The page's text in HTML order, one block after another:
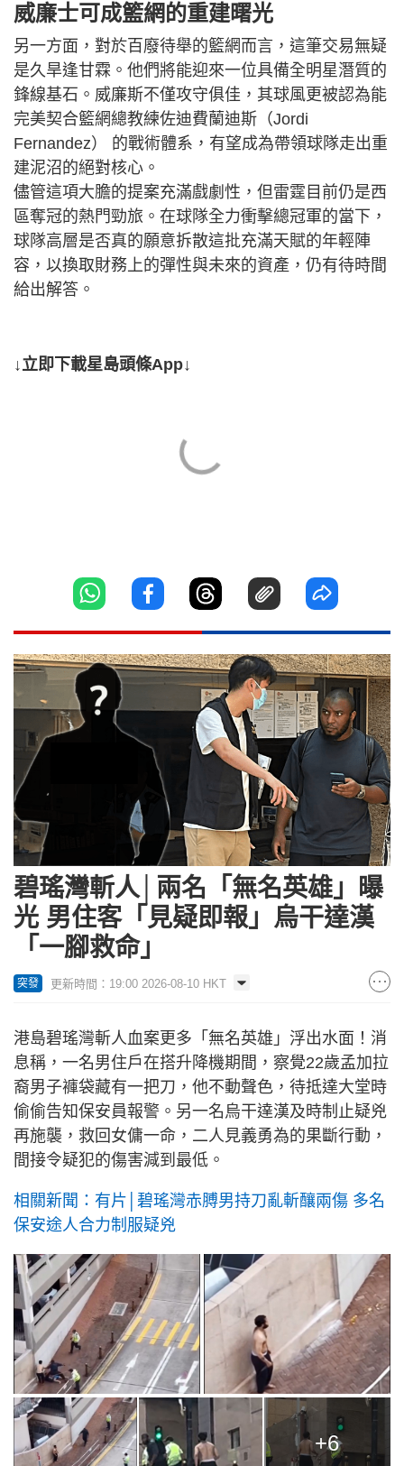
威廉士可成籃網的重建曙光
另一方面，對於百廢待舉的籃網而言，這筆交易無疑
是久旱逢甘霖。他們將能迎來一位具備全明星潛質的
鋒線基石。威廉斯不僅攻守俱佳，其球風更被認為能
完美契合籃網總教練佐迪費蘭迪斯（Jordi
Fernandez） 的戰術體系，有望成為帶領球隊走出重
建泥沼的絕對核心。
儘管這項大膽的提案充滿戲劇性，但雷霆目前仍是西
區奪冠的熱門勁旅。在球隊全力衝擊總冠軍的當下，
球隊高層是否真的願意拆散這批充滿天賦的年輕陣
容，以換取財務上的彈性與未來的資產，仍有待時間
給出解答。
↓立即下載星島頭條App↓
碧瑤灣斬人│兩名「無名英雄」曝
光 男住客「見疑即報」烏干達漢
「一腳救命」
突發 更新時間：19:00 2026-08-10 HKT
港島碧瑤灣斬人血案更多「無名英雄」浮出水面！消
息稱，一名男住戶在搭升降機期間，察覺22歲孟加拉
裔男子褲袋藏有一把刀，他不動聲色，待抵達大堂時
偷偷告知保安員報警。另一名烏干達漢及時制止疑兇
再施襲，救回女傭一命，二人見義勇為的果斷行動，
間接令疑犯的傷害減到最低。
相關新聞：有片│碧瑤灣赤膊男持刀亂斬釀兩傷 多名
保安途人合力制服疑兇
+6